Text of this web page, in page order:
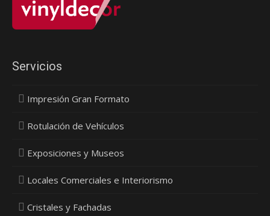
Servicios
Impresión Gran Formato
Rotulación de Vehículos
Exposiciones y Museos
Locales Comerciales e Interiorismo
Cristales y Fachadas